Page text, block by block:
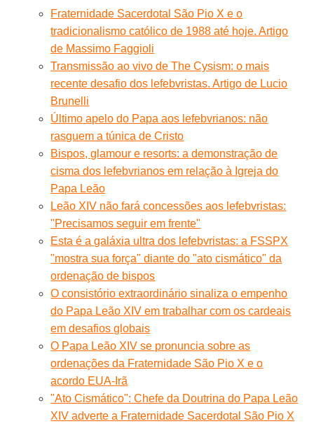
Fraternidade Sacerdotal São Pio X e o
tradicionalismo católico de 1988 até hoje. Artigo
de Massimo Faggioli
Transmissão ao vivo de The Cysism: o mais
recente desafio dos lefebvristas. Artigo de Lucio
Brunelli
Último apelo do Papa aos lefebvrianos: não
rasguem a túnica de Cristo
Bispos, glamour e resorts: a demonstração de
cisma dos lefebvrianos em relação à Igreja do
Papa Leão
Leão XIV não fará concessões aos lefebvristas:
"Precisamos seguir em frente"
Esta é a galáxia ultra dos lefebvristas: a FSSPX
"mostra sua força" diante do "ato cismático" da
ordenação de bispos
O consistório extraordinário sinaliza o empenho
do Papa Leão XIV em trabalhar com os cardeais
em desafios globais
O Papa Leão XIV se pronuncia sobre as
ordenações da Fraternidade São Pio X e o
acordo EUA-Irã
"Ato Cismático": Chefe da Doutrina do Papa Leão
XIV adverte a Fraternidade Sacerdotal São Pio X